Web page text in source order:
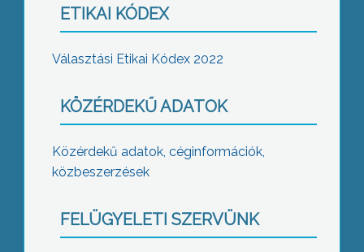
ETIKAI KÓDEX
Választási Etikai Kódex 2022
KÖZÉRDEKŰ ADATOK
Közérdekű adatok, céginformációk,
közbeszerzések
FELÜGYELETI SZERVÜNK